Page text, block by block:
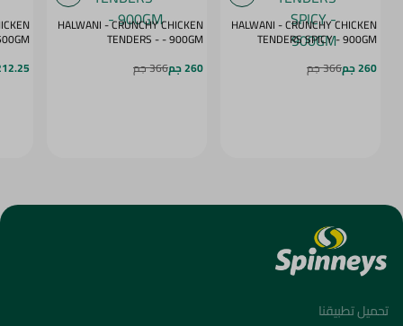
HALWANI - CRUNCHY CHICKEN
TENDERS SPICY - 900GM
260 جم
366 جم
HALWANI - CRUNCHY CHICKEN
TENDERS - - 900GM
260 جم
366 جم
- 500GM
212.25
تحميل تطبيقنا